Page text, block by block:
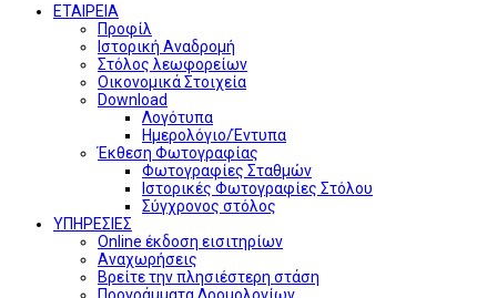
ΕΤΑΙΡΕΙΑ
Προφίλ
Ιστορική Αναδρομή
Στόλος λεωφορείων
Οικονομικά Στοιχεία
Download
Λογότυπα
Ημερολόγιο/Έντυπα
Έκθεση Φωτογραφίας
Φωτογραφίες Σταθμών
Ιστορικές Φωτογραφίες Στόλου
Σύγχρονος στόλος
ΥΠΗΡΕΣΙΕΣ
Online έκδοση εισιτηρίων
Αναχωρήσεις
Βρείτε την πλησιέστερη στάση
Προγράμματα Δρομολογίων